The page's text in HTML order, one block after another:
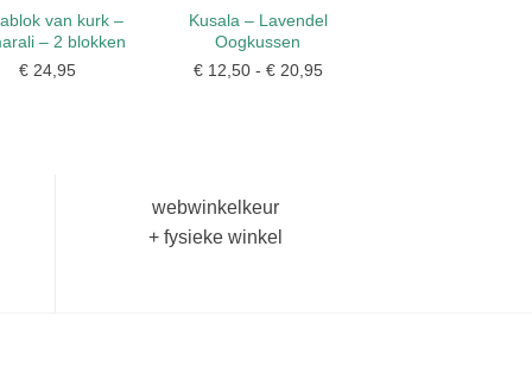
van kurk –
– 2 blokken
€24,95
Kusala – Lavendel
Oogkussen
€12,50 - €20,95Prijsklasse:
webwinkelkeur
+ fysieke winkel